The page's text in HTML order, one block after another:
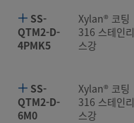
SS-
QTM2-D-
4PMK5
Xylan® 코팅
316 스테인리
스강
SS-
QTM2-D-
6M0
Xylan® 코팅
316 스테인리
스강